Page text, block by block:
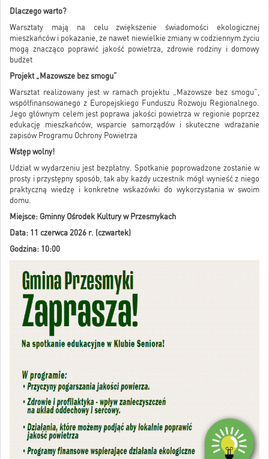
Dlaczego warto?
Warsztaty mają na celu zwiększenie świadomości ekologicznej
mieszkańców i pokazanie, że nawet niewielkie zmiany w codziennym życiu
mogą znacząco poprawić jakość powietrza, zdrowie rodziny i domowy
budżet
Projekt „Mazowsze bez smogu”
Warsztat realizowany jest w ramach projektu „Mazowsze bez smogu”,
współfinansowanego z Europejskiego Funduszu Rozwoju Regionalnego.
Jego głównym celem jest poprawa jakości powietrza w regionie poprzez
edukację mieszkańców, wsparcie samorządów i skuteczne wdrażanie
zapisów Programu Ochrony Powietrza
Wstęp wolny!
Udział w wydarzeniu jest bezpłatny. Spotkanie poprowadzone zostanie w
prosty i przystępny sposób, tak aby każdy uczestnik mógł wynieść z niego
praktyczną wiedzę i konkretne wskazówki do wykorzystania w swoim
domu.
Miejsce: Gminny Ośrodek Kultury w Przesmykach
Data: 11 czerwca 2026 r. (czwartek)
Godzina: 10:00